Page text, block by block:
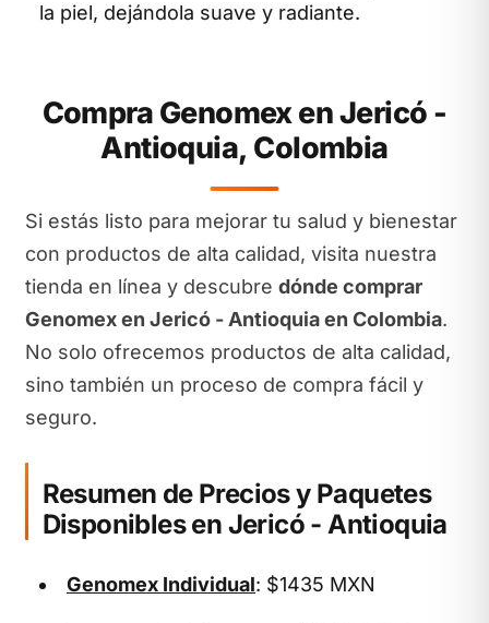
la piel, dejándola suave y radiante.
Compra Genomex en Jericó -
Antioquia, Colombia
Si estás listo para mejorar tu salud y bienestar
con productos de alta calidad, visita nuestra
tienda en línea y descubre dónde comprar
Genomex en Jericó - Antioquia en Colombia.
No solo ofrecemos productos de alta calidad,
sino también un proceso de compra fácil y
seguro.
Resumen de Precios y Paquetes
Disponibles en Jericó - Antioquia
Genomex Individual: $1435 MXN